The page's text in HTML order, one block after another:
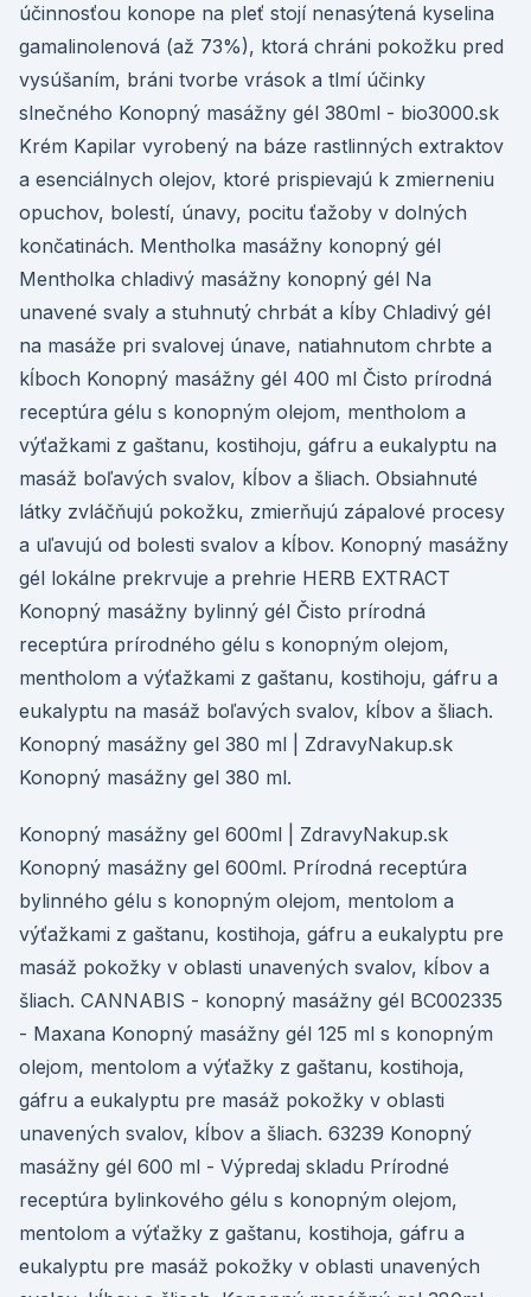
účinnosťou konope na pleť stojí nenasýtená kyselina
gamalinolenová (až 73%), ktorá chráni pokožku pred
vysúšaním, bráni tvorbe vrások a tlmí účinky
slnečného Konopný masážny gél 380ml - bio3000.sk
Krém Kapilar vyrobený na báze rastlinných extraktov
a esenciálnych olejov, ktoré prispievajú k zmierneniu
opuchov, bolestí, únavy, pocitu ťažoby v dolných
končatinách. Mentholka masážny konopný gél
Mentholka chladivý masážny konopný gél Na
unavené svaly a stuhnutý chrbát a kĺby Chladivý gél
na masáže pri svalovej únave, natiahnutom chrbte a
kĺboch Konopný masážny gél 400 ml Čisto prírodná
receptúra gélu s konopným olejom, mentholom a
výťažkami z gaštanu, kostihoju, gáfru a eukalyptu na
masáž boľavých svalov, kĺbov a šliach. Obsiahnuté
látky zvláčňujú pokožku, zmierňujú zápalové procesy
a uľavujú od bolesti svalov a kĺbov. Konopný masážny
gél lokálne prekrvuje a prehrie HERB EXTRACT
Konopný masážny bylinný gél Čisto prírodná
receptúra prírodného gélu s konopným olejom,
mentholom a výťažkami z gaštanu, kostihoju, gáfru a
eukalyptu na masáž boľavých svalov, kĺbov a šliach.
Konopný masážny gel 380 ml | ZdravyNakup.sk
Konopný masážny gel 380 ml.
Konopný masážny gel 600ml | ZdravyNakup.sk
Konopný masážny gel 600ml. Prírodná receptúra
bylinného gélu s konopným olejom, mentolom a
výťažkami z gaštanu, kostihoja, gáfru a eukalyptu pre
masáž pokožky v oblasti unavených svalov, kĺbov a
šliach. CANNABIS - konopný masážny gél BC002335
- Maxana Konopný masážny gél 125 ml s konopným
olejom, mentolom a výťažky z gaštanu, kostihoja,
gáfru a eukalyptu pre masáž pokožky v oblasti
unavených svalov, kĺbov a šliach. 63239 Konopný
masážny gél 600 ml - Výpredaj skladu Prírodné
receptúra bylinkového gélu s konopným olejom,
mentolom a výťažky z gaštanu, kostihoja, gáfru a
eukalyptu pre masáž pokožky v oblasti unavených